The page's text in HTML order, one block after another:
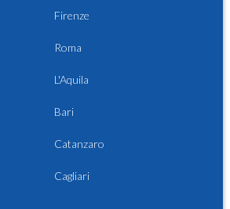
Firenze
Roma
L'Aquila
Bari
Catanzaro
Cagliari